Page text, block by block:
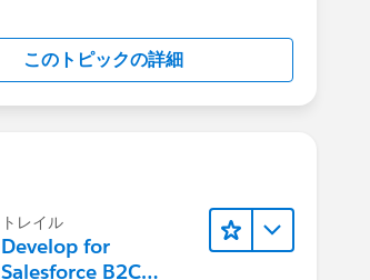
このトピックの詳細
トレイル
Develop for
Salesforce B2C